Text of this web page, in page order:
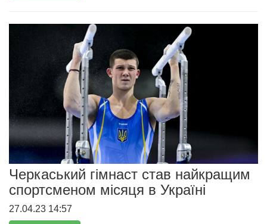
Черкаський гімнаст став найкращим
спортсменом місяця в Україні
27.04.23 14:57